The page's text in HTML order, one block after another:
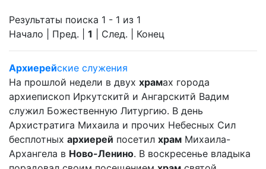
Результаты поиска 1 - 1 из 1
Начало | Пред. | 1 | След. | Конец
Архиерейские служения
На прошлой недели в двух храмах города
архиепископ Иркутскитй и Ангарскитй Вадим
служил Божественную Литургию. В день
Архистратига Михаила и прочих Небесных Сил
бесплотных архиерей посетил храм Михаила-
Архангела в Ново-Ленино. В воскресенье владыка